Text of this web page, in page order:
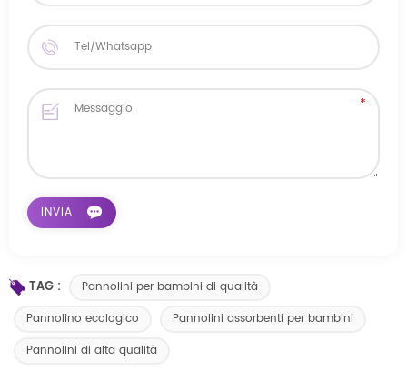
TAG :
Pannolini per bambini di qualità
Pannolino ecologico
Pannolini assorbenti per bambini
Pannolini di alta qualità